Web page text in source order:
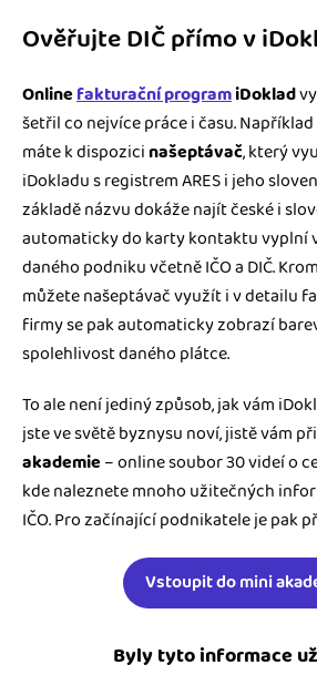
Ověřujte DIČ přímo v
Onlinefakturační programiDoklad
šetřil co nejvíce práce i času.
máte k dispozicinašeptávač, který
iDokladu s registrem ARES i jeho
základě názvu dokáže najít české i
automaticky do karty kontaktu vyplní
daného podniku včetně IČO a DIČ.
můžete našeptávač využít i v detailu
firmy se pak automaticky zobrazí
spolehlivost daného plátce.
To ale není jediný způsob, jak vám
jste ve světě byznysu noví, jistě vám
akademie– online soubor 30 videí o
kde naleznete mnoho užitečných
IČO. Pro začínající podnikatele je pak
Vstoupit do mini
Byly tyto informace